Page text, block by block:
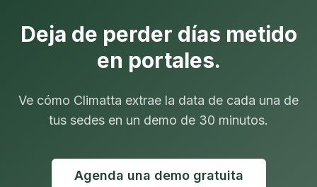
Deja de perder días metido
en portales.
Ve cómo Climatta extrae la data de cada una de
tus sedes en un demo de 30 minutos.
Agenda una demo gratuita